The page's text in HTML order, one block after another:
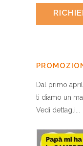
Dal primo
ti diamo un
Vedi dettagli...